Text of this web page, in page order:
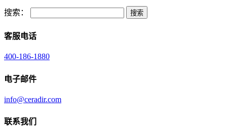
搜索：
客服电话
400-186-1880
电子邮件
info@ceradir.com
联系我们